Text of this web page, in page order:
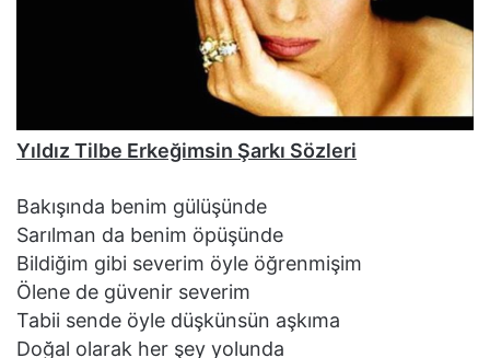
Yıldız Tilbe Erkeğimsin Şarkı Sözleri
Bakışında benim gülüşünde
Sarılman da benim öpüşünde
Bildiğim gibi severim öyle öğrenmişim
Ölene de güvenir severim
Tabii sende öyle düşkünsün aşkıma
Doğal olarak her şey yolunda